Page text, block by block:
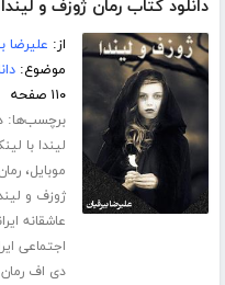
دانلود کتاب رمان ژوزف و لیندا
از: علیرضا
موضوع:
۱۱۰ صفحه
برچسب‌ها:
لیندا با
موبایل،
ژوزف و
عاشقانه
اجتماعی
دی اف رمان